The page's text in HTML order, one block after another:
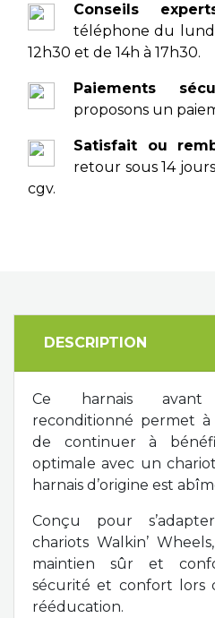
Conseils
téléphone du
12h30 et de 14h à 17h30.
Paiements
proposons un
Satisfait ou
retour sous 14
cgv.
DESCRIPTION
Ce harnais avant
reconditionné permet
de continuer à
optimale avec un
harnais d’origine est
Conçu pour
chariots Walkin’
maintien sûr et
sécurité et confort lors
rééducation.